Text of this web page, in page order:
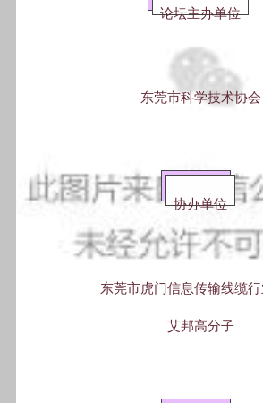
论坛主办单位
东莞市科学技术协会
协办单位
东莞市虎门信息传输线缆
艾邦高分子